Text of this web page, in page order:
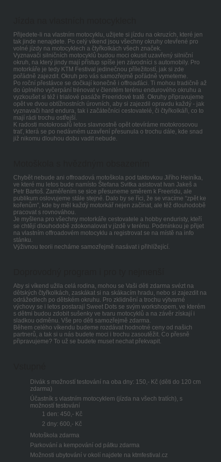
Přijedete-li na vlastním motocyklu, užijete si jízdu na okruzích, které jen
tak jinde nenajdete. Po celý víkend jsou všechny okruhy otevřené pro
volné jízdy na motocyklech a čtyřkolkách všech značek.
Vyznavači silničních motocyklů budou moci okusit uzavřený silniční
okruh, na který jindy mají přístup spíše jen závodníci s automobily. Pro
motorkáře je tedy KTM Festival jedinečnou příležitostí, jak si zde
pořádně zajezdit. Okruh pro vás samozřejmě pořádně vymeteme.
Po roční přestávce se dočkají konečně i offroaďáci. Ti mohou tradičně až
do úplného vyčerpání trénovat v členitém terénu endurového okruhu a
vyzkoušet si též i trialové pasáže Freeridové tratě. Okruhy připravujeme
opět ve dvou obtížnostních úrovních, aby si zajezdil opravdu každý - jak
vyznavači hard endura, tak i začátečníci cestovatelé, či čtyřkolkáři, co to
mají rádi trochu ostřejší.
K radosti motokrosařů letos slavnostně opět otevíráme motokrosovou
trať, která se po nedávném uzavření přesunula o trochu dále, kde snad
již nikomu dlouhou dobu vadit nebude.
Chybět nebude ani offroadová motoškola pod taktovkou Jiřího Heiníka,
ve které mu letos bude namísto Štefana Svitka asistovat Ivan Jakeš a
Petr Bartoš. Zaměřením se sice přesuneme směrem k Freeridu, ale
publikum oslovujeme stále stejné. Dalo by se říci, že se vracíme “zpět ke
kořenům”, kde by měl každý motorkář nejen začínat, ale též dlouhodobě
pracovat s rovnováhou.
Je myšlena pro všechny motorkáře cestovatele a hobby enduristy, kteří
se chtějí dlouhodobě zdokonalovat v jízdě v terénu. Podmínkou je přijet
na vlastním offroadovém motocyklu a registrovat se na místě na info
stánku.
Výživnou teorii necháme samozřejmě nasávat i přihlížející.
Aby si víkend užila celá rodina, mohou se Vaši děti zdarma svézt na
dětských čtyřkolkách, zaskákat si na skákacím hradu, nebo si zajezdit na
odrážedlech po dětském okruhu. Pro zklidnění a trochu výtvarné
výchovy se i letos postarají Sweet Dots se svým workshopem, ve kterém
s dětmi budou zdobit sušenky ve tvaru motocyklů a na závěr získají i
sladkou odměnu. Vše pro děti samozřejmě zdarma.
Během celého víkendu budeme rozdávat hodnotné ceny od našich
partnerů, a tak si u nás budete moci i trochu zasoutěžit. Co přesně
připravujeme? To už se budete muset nechat překvapit.
Divák s možností testování na oba dny: 150,- Kč (děti do 120 cm
zdarma)
Účastník s vlastním motocyklem (jízda na všech tratích), s
možností testování
1 den: 450,- Kč
2 dny: 600,- Kč
Motoškola zdarma
Parkování a kempování od pátku zdarma
Možnosti ubytování v okolí najdete na ktmfestival.cz